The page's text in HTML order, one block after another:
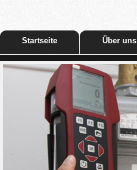
Startseite Über uns